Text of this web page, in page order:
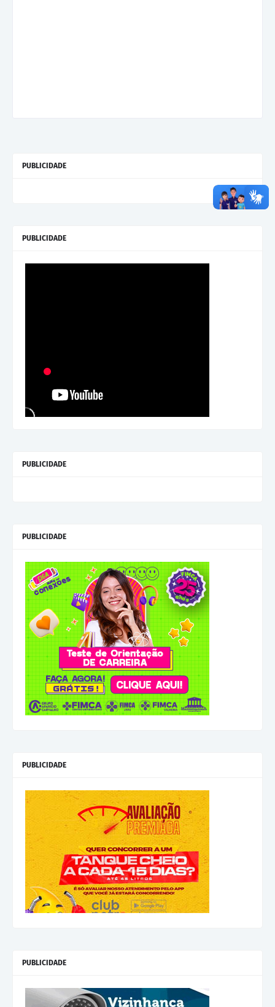
PUBLICIDADE
PUBLICIDADE
PUBLICIDADE
PUBLICIDADE
PUBLICIDADE
PUBLICIDADE